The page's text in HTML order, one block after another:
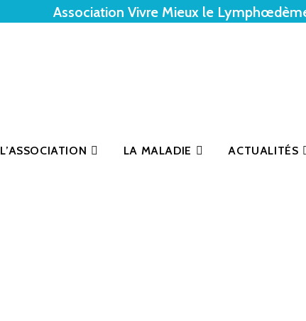
Association Vivre Mieux le
L’ASSOCIATION LA MALADIE ACTUALITÉS